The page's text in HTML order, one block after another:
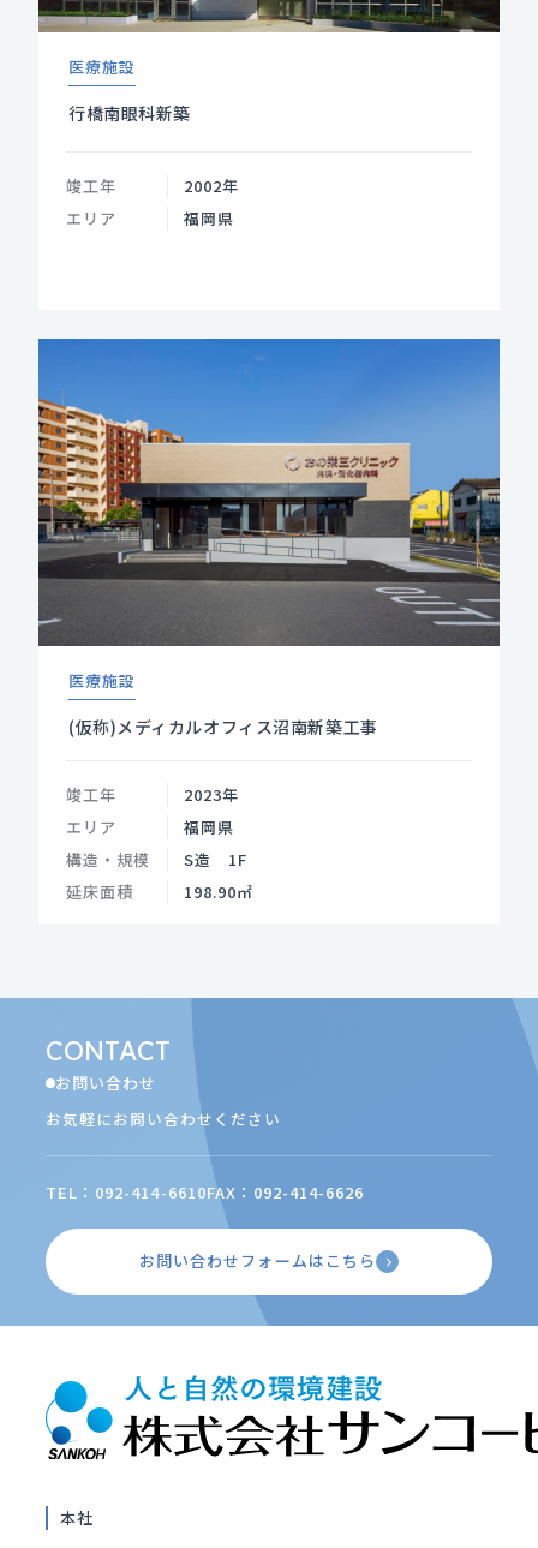
医療施設
行橋南眼科新築
竣工年
2002年
エリア
福岡県
医療施設
(仮称)メディカルオフィス沼南新築工事
竣工年
2023年
エリア
福岡県
構造・規模
S造 1F
延床面積
198.90㎡
CONTACT
お問い合わせ
お気軽にお問い合わせください
TEL：092-414-6610FAX：092-414-6626
お問い合わせフォームはこちら
本社